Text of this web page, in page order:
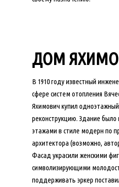
ДОМ
В 1910 году известный
сфере систем отопления
Яхимович купил
реконструкцию. Здание
этажами в стиле модерн по
архитектора (возможно,
Фасад украсили женскими
символизирующими
поддерживать эркер